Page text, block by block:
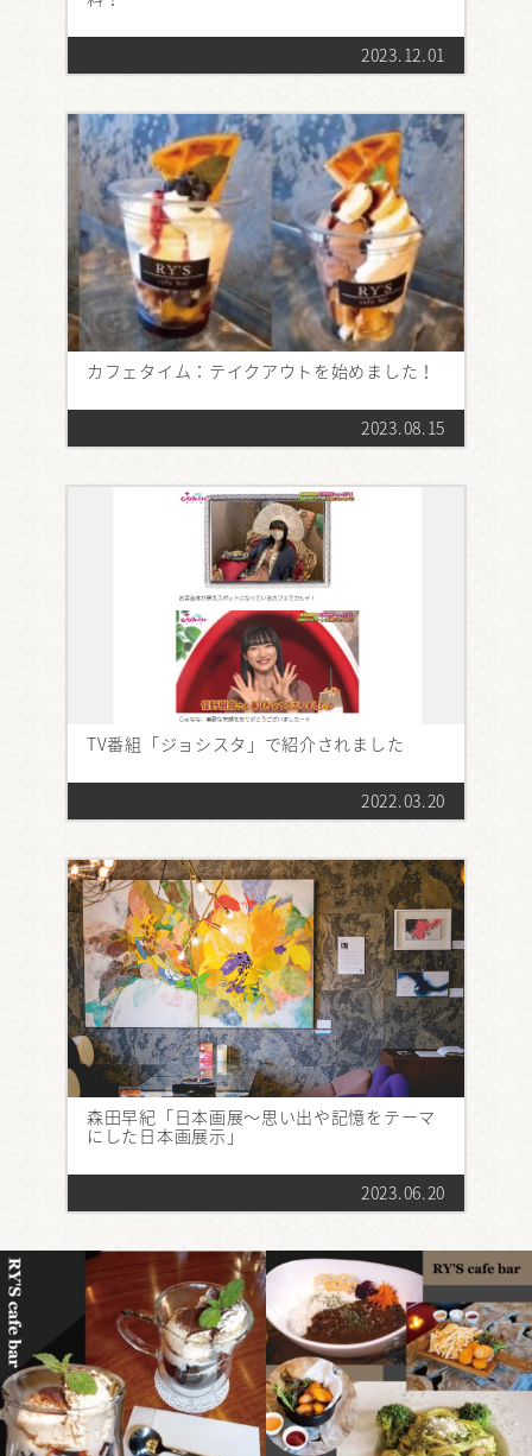
2023.12.01
カフェタイム：テイクアウトを始めました！
2023.08.15
TV番組「ジョシスタ」で紹介されました
2022.03.20
森田早紀「日本画展～思い出や記憶をテーマ
にした日本画展示」
2023.06.20